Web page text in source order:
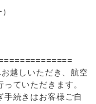
越しいただき、航空
ていただきます。
続きはお客様ご自